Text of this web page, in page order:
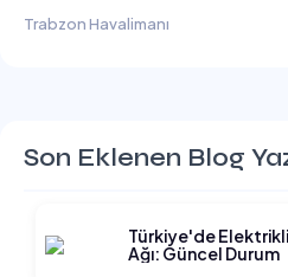
Trabzon Havalimanı
Son Eklenen Blog
Türkiye'de
Ağı: Güncel Durum